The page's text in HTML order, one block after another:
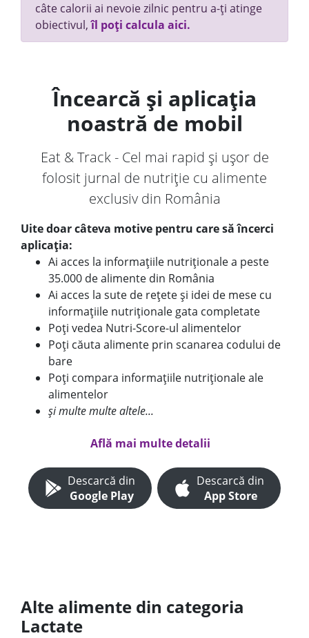
câte calorii ai nevoie zilnic pentru a-ți atinge
obiectivul,îl poți calcula aici.
Încearcă și aplicația
noastră de mobil
Eat & Track - Cel mai rapid și ușor de
folosit jurnal de nutriție cu alimente
exclusiv din România
Uite doar câteva motive pentru care să încerci
aplicația:
Ai acces la informațiile nutriționale a peste
35.000 de alimente din România
Ai acces la sute de rețete și idei de mese cu
informațiile nutriționale gata completate
Poți vedea Nutri-Score-ul alimentelor
Poți căuta alimente prin scanarea codului de
bare
Poți compara informațiile nutriționale ale
alimentelor
și multe multe altele...
Află mai multe detalii
Descarcă din
Google Play
Descarcă din
App Store
Alte alimente din categoria
Lactate